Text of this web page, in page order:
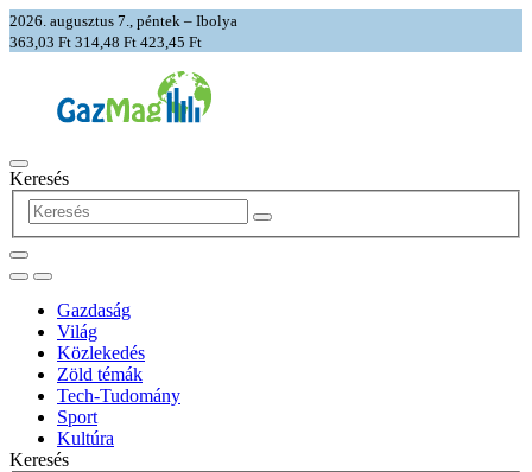
2026. augusztus 7., péntek – Ibolya
363,03 Ft 314,48 Ft 423,45 Ft
Keresés
Gazdaság
Világ
Közlekedés
Zöld témák
Tech-Tudomány
Sport
Kultúra
Keresés